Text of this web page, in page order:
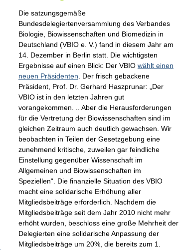
Die satzungsgemäße
Bundesdelegiertenversammlung des Verbandes
Biologie, Biowissenschaften und Biomedizin in
Deutschland (VBIO e. V.) fand in diesem Jahr am
14. Dezember in Berlin statt. Die wichtigsten
Ergebnisse auf einen Blick: Der VBIO wählt einen
neuen Präsidenten. Der frisch gebackene
Präsident, Prof. Dr. Gerhard Haszprunar: „Der
VBIO ist in den letzten Jahren gut
vorangekommen. .. Aber die Herausforderungen
für die Vertretung der Biowissenschaften sind im
gleichen Zeitraum auch deutlich gewachsen. Wir
beobachten in Teilen der Gesetzgebung eine
zunehmend kritische, zuweilen gar feindliche
Einstellung gegenüber Wissenschaft im
Allgemeinen und Biowissenschaften im
Speziellen“. Die finanzielle Situation des VBIO
macht eine solidarische Erhöhung aller
Mitgliedsbeiträge erforderlich. Nachdem die
Mitgliedsbeiträge seit dem Jahr 2010 nicht mehr
erhöht wurden, beschloss eine große Mehrheit der
Delegierten eine solidarische Anpassung der
Mitgliedsbeiträge um 20%, die bereits zum 1.